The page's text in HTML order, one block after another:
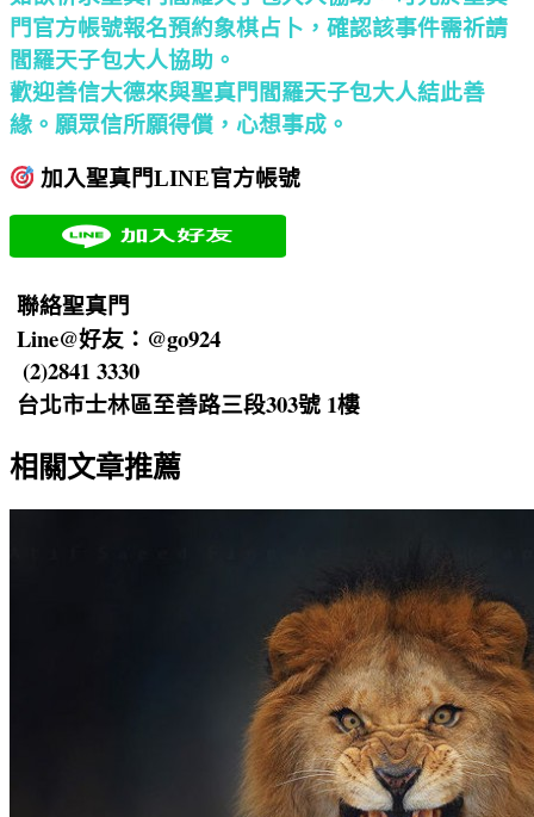
門官方帳號報名預約象棋占卜，確認該事件需祈請
閻羅天子包大人協助。
歡迎善信大德來與聖真門閻羅天子包大人結此善
緣。願眾信所願得償，心想事成。
加入聖真門LINE官方帳號
聯絡聖真門
Line@好友：@go924
(2)2841 3330
台北市士林區至善路三段303號 1樓
相關文章推薦